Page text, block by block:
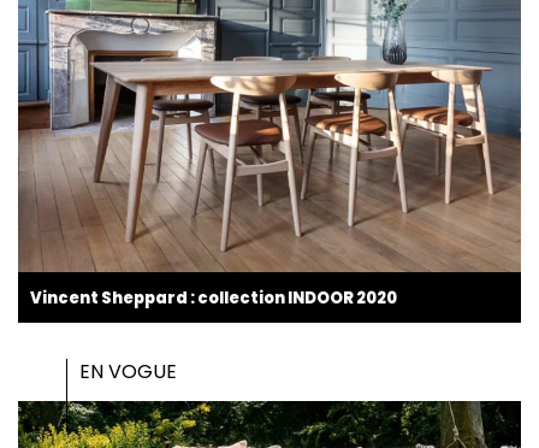
Vincent Sheppard : collection INDOOR 2020
EN VOGUE